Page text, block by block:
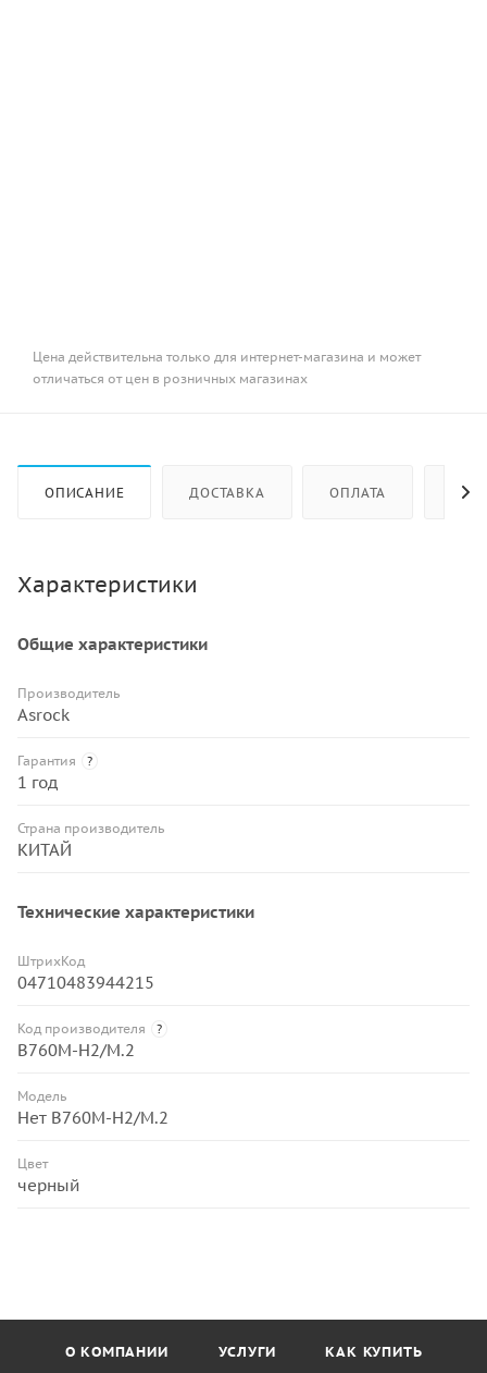
Цена действительна только для интернет-магазина и может
отличаться от цен в розничных магазинах
ОПИСАНИЕ ДОСТАВКА ОПЛАТА
Характеристики
Общие характеристики
Производитель
Asrock
Гарантия ?
1 год
Страна производитель
КИТАЙ
Технические характеристики
ШтрихКод
04710483944215
Код производителя ?
B760M-H2/M.2
Модель
Нет B760M-H2/M.2
Цвет
черный
О КОМПАНИИ УСЛУГИ КАК КУПИТЬ